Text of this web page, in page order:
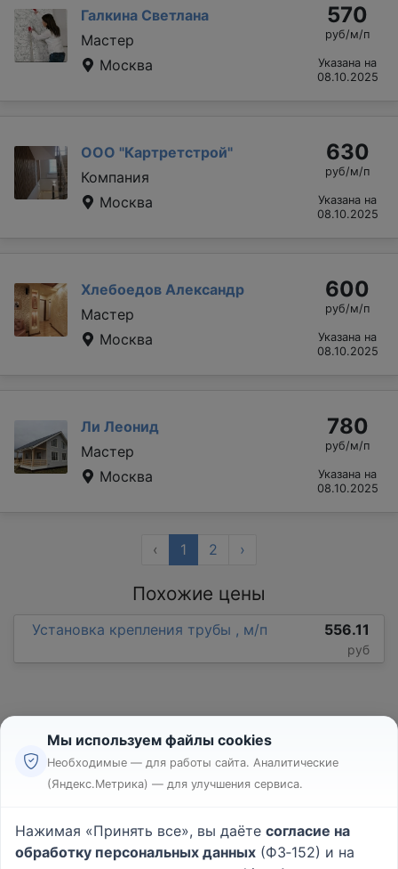
Галкина Светлана
Мастер
Москва
570
руб/м/п
Указана на
08.10.2025
ООО "Картретстрой"
Компания
Москва
630
руб/м/п
Указана на
08.10.2025
Хлебоедов Александр
Мастер
Москва
600
руб/м/п
Указана на
08.10.2025
Ли Леонид
Мастер
Москва
780
руб/м/п
Указана на
08.10.2025
‹ 1 2 ›
Похожие цены
Установка крепления трубы , м/п 556.11
руб
Реклама
Пользовательское соглашение
Политика конфиденциальности
Мы используем файлы cookies
Необходимые — для работы сайта. Аналитические
(Яндекс.Метрика) — для улучшения сервиса.
Нажимая «Принять все», вы даёте согласие на
обработку персональных данных (ФЗ‑152) и на